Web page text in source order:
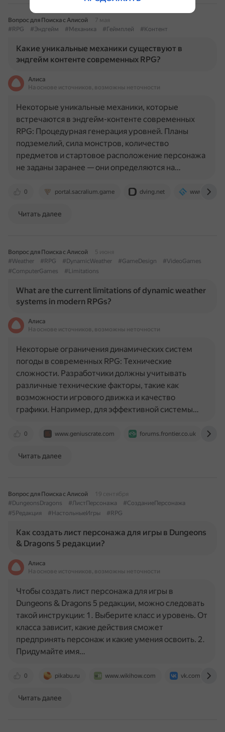
Вопрос для Поиска с Алисой
7 мая
#RPG
#Эндгейм #Механика #Геймплей #Контент
Какие уникальные механики существуют в
эндгейм контенте современных RPG?
Алиса
На основе источников, возможны неточности
0 portal.sacralium.game dving.net www.goha.ru
Некоторые уникальные механики, которые
встречаются в эндгейм-контенте современных
RPG: Процедурная генерация уровней. Планы
подземелий, сила монстров, количество
предметов и стартовое расположение персонажа
не заданы заранее — они определяются на…
Читать далее
Вопрос для Поиска с Алисой
5 июня
#Weather
#RPG #DynamicWeather #GameDesign
#VideoGames
#ComputerGames
#Limitations
What are the current limitations of dynamic weather
systems in modern RPGs?
Алиса
На основе источников, возможны неточности
0 www.geniuscrate.com forums.frontier.co.uk
Некоторые ограничения динамических систем
погоды в современных RPG: Технические
сложности. Разработчики должны учитывать
различные технические факторы, такие как
возможности игрового движка и качество
графики. Например, для эффективной системы…
Читать далее
Вопрос для Поиска с Алисой
19 сентября
#DungeonsDragons
#ЛистПерсонажа
#СозданиеПерсонажа
#5Редакция
#НастольныеИгры #RPG
Как создать лист персонажа для игры в Dungeons
& Dragons 5 редакции?
Алиса
На основе источников, возможны неточности
0 pikabu.ru www.wikihow.com vk.com
Чтобы создать лист персонажа для игры в
Dungeons & Dragons 5 редакции, можно следовать
такой инструкции: 1. Выберите класс и уровень. От
класса зависит, какие действия сможет
предпринять персонаж и какие умения освоить. 2.
Придумайте имя…
Читать далее